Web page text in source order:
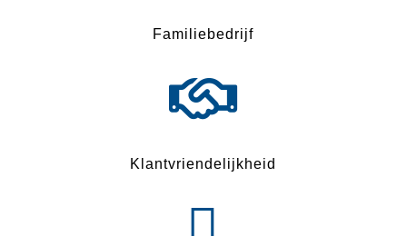
Familiebedrijf

Klantvriendelijkheid